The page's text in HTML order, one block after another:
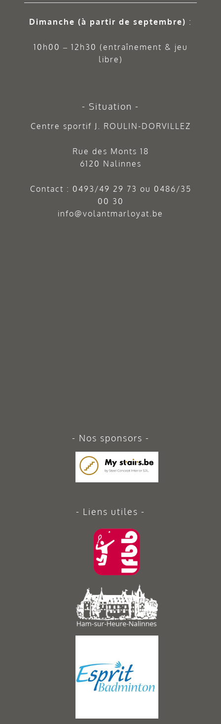
Dimanche (à partir de septembre) :
10h00 – 12h30 (entraînement & jeu
libre)
Situation
Centre sportif J. ROULIN-DORVILLEZ
Rue des Monts 18
6120 Nalinnes
Contact : 0493/49 29 73 ou 0486/35
00 30
info@volantmarloyat.be
Nos sponsors
Liens utiles